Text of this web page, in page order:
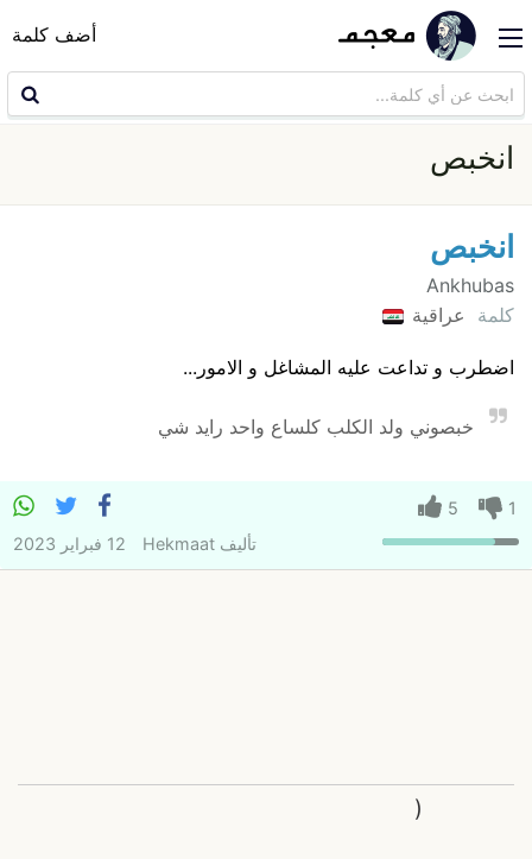
أضف كلمة
انخبص
انخبص
Ankhubas
كلمة
عراقية
اضطرب و تداعت عليه المشاغل و الامور...
خبصوني ولد الكلب كلساع واحد رايد شي
1
5
تأليفHekmaat 12 فبراير 2023
(